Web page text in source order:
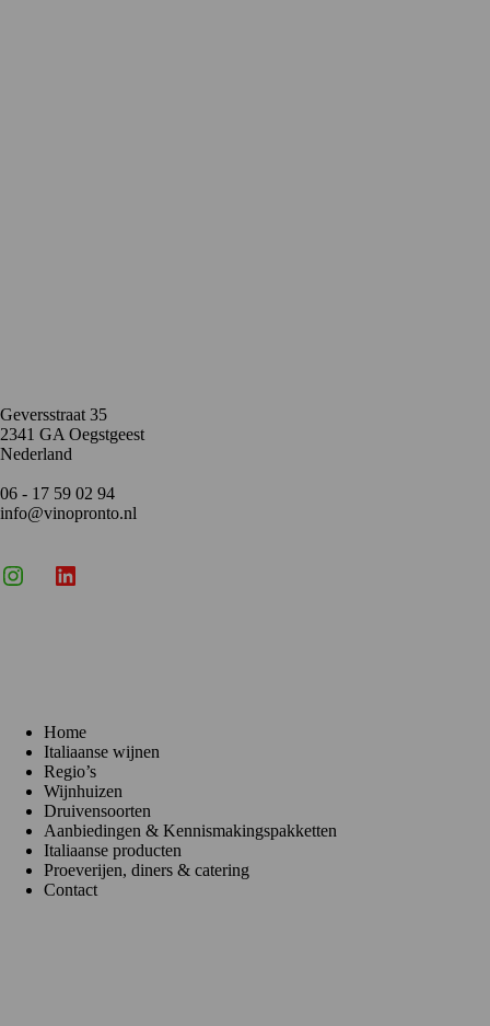
Geversstraat 35
2341 GA Oegstgeest
Nederland
06 - 17 59 02 94
info@vinopronto.nl
InstagramLinkedIn
Home
Italiaanse wijnen
Regio’s
Wijnhuizen
Druivensoorten
Aanbiedingen & Kennismakingspakketten
Italiaanse producten
Proeverijen, diners & catering
Contact